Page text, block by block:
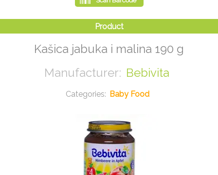
Kašica jabuka i malina 190 g
Bebivita
Baby Food